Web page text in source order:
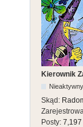
Kierownik
Nieaktywny
Skąd:
Posty: 7,197